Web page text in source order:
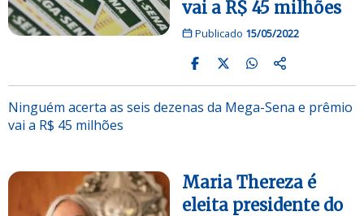
vai a R$ 45 milhões
Publicado 15/05/2022
Ninguém acerta as seis dezenas da Mega-Sena e prêmio
vai a R$ 45 milhões
Maria Thereza é
eleita presidente do